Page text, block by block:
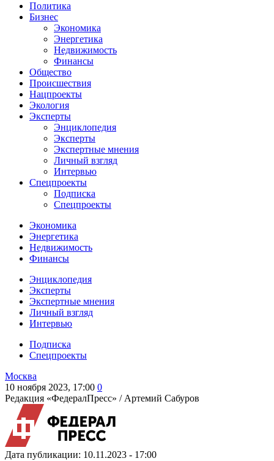
Политика
Бизнес
Экономика
Энергетика
Недвижимость
Финансы
Общество
Происшествия
Нацпроекты
Экология
Эксперты
Энциклопедия
Эксперты
Экспертные мнения
Личный взгляд
Интервью
Спецпроекты
Подписка
Спецпроекты
Экономика
Энергетика
Недвижимость
Финансы
Энциклопедия
Эксперты
Экспертные мнения
Личный взгляд
Интервью
Подписка
Спецпроекты
Москва
10 ноября 2023, 17:00 0
Редакция «ФедералПресс» / Артемий Сабуров
Дата публикации: 10.11.2023 - 17:00